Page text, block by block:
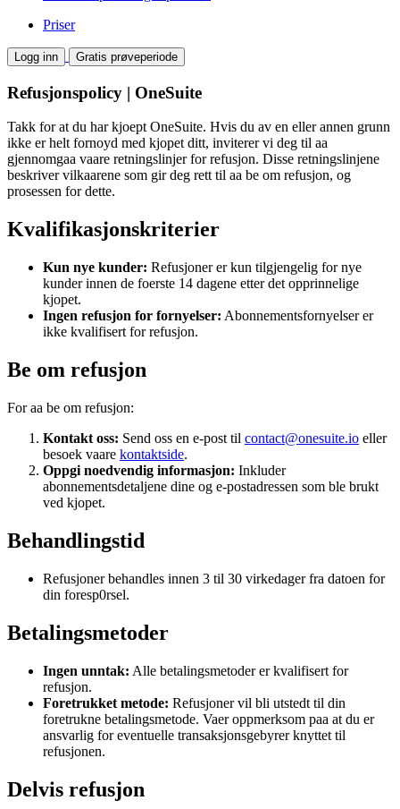
Priser
Logg inn Gratis prøveperiode
Refusjonspolicy | OneSuite
Takk for at du har kjoept OneSuite. Hvis du av en eller annen grunn
ikke er helt fornoyd med kjopet ditt, inviterer vi deg til aa
gjennomgaa vaare retningslinjer for refusjon. Disse retningslinjene
beskriver vilkaarene som gir deg rett til aa be om refusjon, og
prosessen for dette.
Kvalifikasjonskriterier
Kun nye kunder: Refusjoner er kun tilgjengelig for nye
kunder innen de foerste 14 dagene etter det opprinnelige
kjopet.
Ingen refusjon for fornyelser: Abonnementsfornyelser er
ikke kvalifisert for refusjon.
Be om refusjon
For aa be om refusjon:
Kontakt oss: Send oss en e-post til contact@onesuite.io eller
besoek vaare kontaktside.
Oppgi noedvendig informasjon: Inkluder
abonnementsdetaljene dine og e-postadressen som ble brukt
ved kjopet.
Behandlingstid
Refusjoner behandles innen 3 til 30 virkedager fra datoen for
din foresp0rsel.
Betalingsmetoder
Ingen unntak: Alle betalingsmetoder er kvalifisert for
refusjon.
Foretrukket metode: Refusjoner vil bli utstedt til din
foretrukne betalingsmetode. Vaer oppmerksom paa at du er
ansvarlig for eventuelle transaksjonsgebyrer knyttet til
refusjonen.
Delvis refusjon